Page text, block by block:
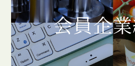
会員企